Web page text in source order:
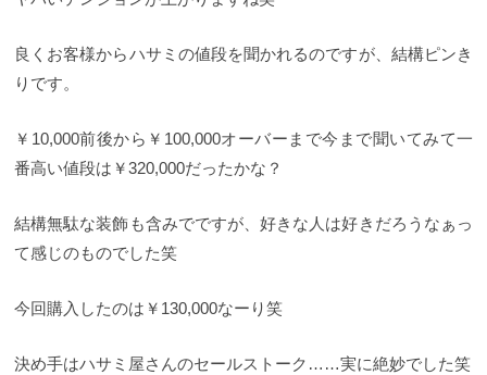
良くお客様からハサミの値段を聞かれるのですが、結構ピンき
りです。
￥10,000前後から￥100,000オーバーまで今まで聞いてみて一
番高い値段は￥320,000だったかな？
結構無駄な装飾も含みでですが、好きな人は好きだろうなぁっ
て感じのものでした笑
今回購入したのは￥130,000なーり笑
決め手はハサミ屋さんのセールストーク……実に絶妙でした笑